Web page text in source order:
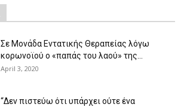
Σε Μονάδα Εντατικής Θεραπείας λόγω
κορωνοϊού ο «παπάς του λαού» της...
April 3, 2020
“Δεν πιστεύω ότι υπάρχει ούτε ένα